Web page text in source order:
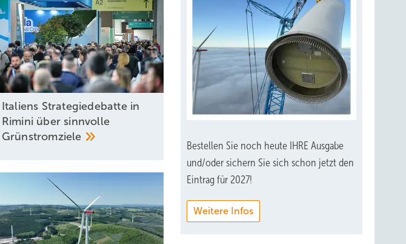
Italiens Strategiedebatte in
Rimini über sinnvolle
Grünstromziele
Bestellen Sie noch heute IHRE Ausgabe
und/oder sichern Sie sich schon jetzt den
Eintrag für 2027!
Weitere Infos